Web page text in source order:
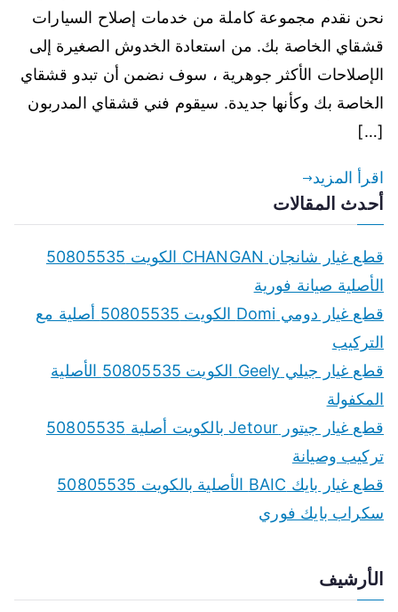
نحن نقدم مجموعة كاملة من خدمات إصلاح السيارات
قشقاي الخاصة بك. من استعادة الخدوش الصغيرة إلى
الإصلاحات الأكثر جوهرية ، سوف نضمن أن تبدو قشقاي
الخاصة بك وكأنها جديدة. سيقوم فني قشقاي المدربون
[…]
اقرأ المزيد
أحدث المقالات
قطع غيار شانجان CHANGAN الكويت 50805535
الأصلية صيانة فورية
قطع غيار دومي Domi الكويت 50805535 أصلية مع
التركيب
قطع غيار جيلي Geely الكويت 50805535 الأصلية
المكفولة
قطع غيار جيتور Jetour بالكويت أصلية 50805535
تركيب وصيانة
قطع غيار بايك BAIC الأصلية بالكويت 50805535
سكراب بايك فوري
الأرشيف